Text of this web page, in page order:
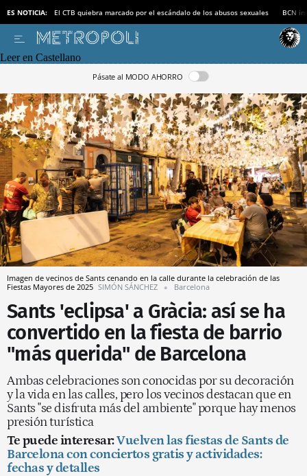
ES NOTICIA: El CTB quiebra marcado por el escándalo de los abusos sexuales BCN
Leer en Castellano
Pásate al MODO AHORRO
Imagen de vecinos de Sants cenando en la calle durante la celebración de las
Fiestas Mayores de 2025 SIMÓN SÁNCHEZ Barcelona
Sants 'eclipsa' a Gràcia: así se ha
convertido en la fiesta de barrio
"más querida" de Barcelona
Ambas celebraciones son conocidas por su decoración
y la vida en las calles, pero los vecinos destacan que en
Sants "se disfruta más del ambiente" porque hay menos
presión turística
Te puede interesar:Vuelven las fiestas de Sants de
Barcelona con conciertos gratis y actividades:
fechas y detalles